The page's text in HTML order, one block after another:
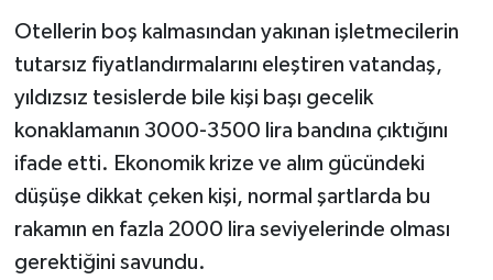
Otellerin boş kalmasından yakınan işletmecilerin
tutarsız fiyatlandırmalarını eleştiren vatandaş,
yıldızsız tesislerde bile kişi başı gecelik
konaklamanın 3000-3500 lira bandına çıktığını
ifade etti. Ekonomik krize ve alım gücündeki
düşüşe dikkat çeken kişi, normal şartlarda bu
rakamın en fazla 2000 lira seviyelerinde olması
gerektiğini savundu.